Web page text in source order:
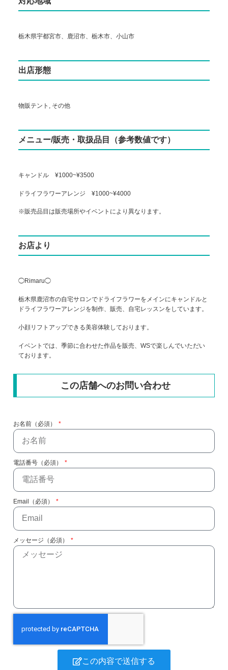
栃木県宇都宮市、鹿沼市、栃木市、小山市
出店形態
物販テント, その他
メニュー/販売・取扱品目（参考数値です）
キャンドル ¥1000~¥3500
ドライフラワーアレンジ ¥1000~¥4000
※販売品目は販売場所やイベントにより異なります。
お店より
◯Rimaru◯
栃木県鹿沼市の自宅サロンでドライフラワーをメインにキャンドルと
ドライフラワーアレンジを制作、販売、自宅レッスンをしています。
小顔リフトアップできる美容体験しております。
イベントでは、季節に合わせた作品を販売、WSで楽しんでいただい
ております。
この店舗へのお問い合わせ
お名前（必須）
電話番号（必須）
Email（必須）
メッセージ（必須）
この内容で送信する